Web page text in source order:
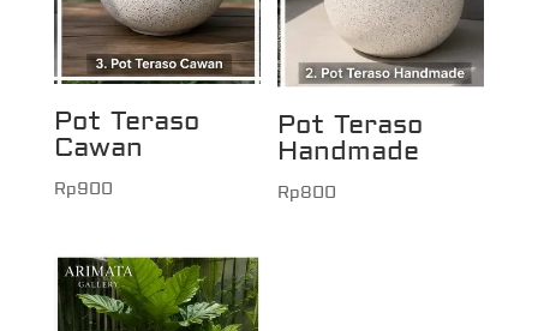
Pot Teraso
Cawan
Rp900
Pot Teraso
Handmade
Rp800